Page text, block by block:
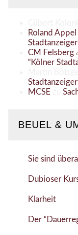
Roland Appel
CM Felsberg
“Kölner
MCSE
BEUEL &
Sie sind überall
Dubioser
Klarheit
Der